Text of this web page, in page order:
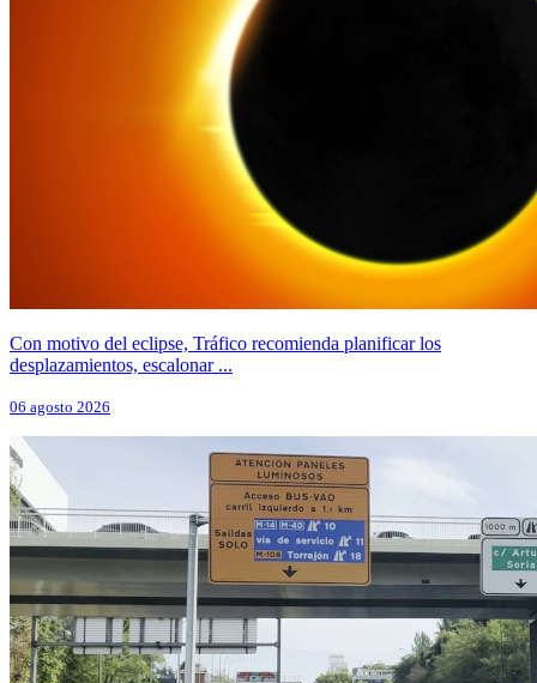
Con motivo del eclipse, Tráfico recomienda planificar los
desplazamientos, escalonar ...
06 agosto 2026